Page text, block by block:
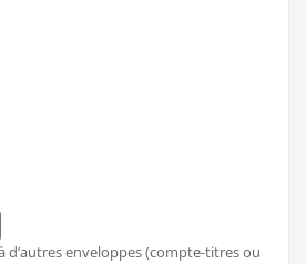
d’autres enveloppes (compte-titres ou